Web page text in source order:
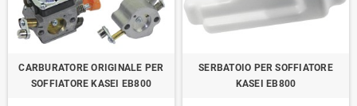
CARBURATORE ORIGINALE PER
SOFFIATORE KASEI EB800
SERBATOIO PER SOFFIATORE
KASEI EB800